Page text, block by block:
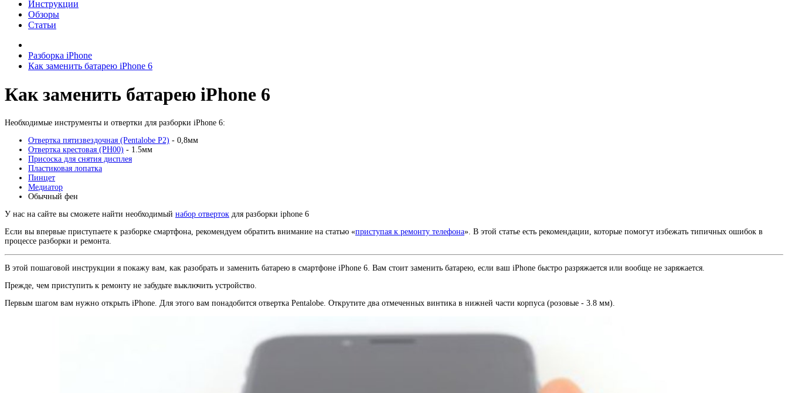
Инструкции
Обзоры
Статьи
Разборка iPhone
Как заменить батарею iPhone 6
Как заменить батарею iPhone 6
Необходимые инструменты и отвертки для разборки iPhone 6:
Отвертка пятизвездочная (Pentalobe P2) - 0,8мм
Отвертка крестовая (PH00) - 1.5мм
Присоска для снятия дисплея
Пластиковая лопатка
Пинцет
Медиатор
Обычный фен
У нас на сайте вы сможете найти необходимый набор отверток для разборки iphone 6
Если вы впервые приступаете к разборке смартфона, рекомендуем обратить внимание на статью «приступая к ремонту телефона». В этой статье есть рекомендации, которые помогут избежать типичных ошибок в
процессе разборки и ремонта.
В этой пошаговой инструкции я покажу вам, как разобрать и заменить батарею в смартфоне iPhone 6. Вам стоит заменить батарею, если ваш iPhone быстро разряжается или вообще не заряжается.
Прежде, чем приступить к ремонту не забудьте выключить устройство.
Первым шагом вам нужно открыть iPhone. Для этого вам понадобится отвертка Pentalobe. Открутите два отмеченных винтика в нижней части корпуса (розовые - 3.8 мм).